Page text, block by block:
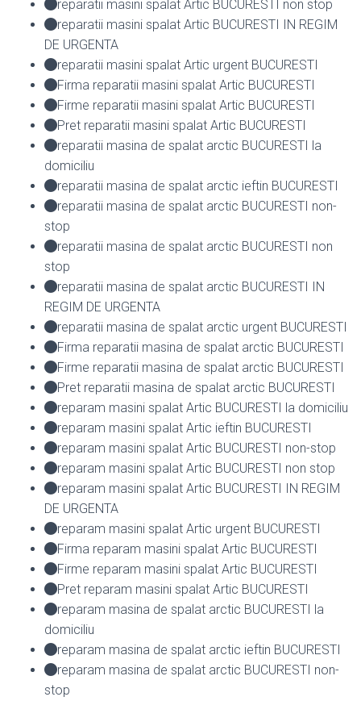
reparatii masini spalat Artic BUCURESTI non stop
reparatii masini spalat Artic BUCURESTI IN REGIM
DE URGENTA
reparatii masini spalat Artic urgent BUCURESTI
Firma reparatii masini spalat Artic BUCURESTI
Firme reparatii masini spalat Artic BUCURESTI
Pret reparatii masini spalat Artic BUCURESTI
reparatii masina de spalat arctic BUCURESTI la
domiciliu
reparatii masina de spalat arctic ieftin BUCURESTI
reparatii masina de spalat arctic BUCURESTI non-
stop
reparatii masina de spalat arctic BUCURESTI non
stop
reparatii masina de spalat arctic BUCURESTI IN
REGIM DE URGENTA
reparatii masina de spalat arctic urgent BUCURESTI
Firma reparatii masina de spalat arctic BUCURESTI
Firme reparatii masina de spalat arctic BUCURESTI
Pret reparatii masina de spalat arctic BUCURESTI
reparam masini spalat Artic BUCURESTI la domiciliu
reparam masini spalat Artic ieftin BUCURESTI
reparam masini spalat Artic BUCURESTI non-stop
reparam masini spalat Artic BUCURESTI non stop
reparam masini spalat Artic BUCURESTI IN REGIM
DE URGENTA
reparam masini spalat Artic urgent BUCURESTI
Firma reparam masini spalat Artic BUCURESTI
Firme reparam masini spalat Artic BUCURESTI
Pret reparam masini spalat Artic BUCURESTI
reparam masina de spalat arctic BUCURESTI la
domiciliu
reparam masina de spalat arctic ieftin BUCURESTI
reparam masina de spalat arctic BUCURESTI non-
stop